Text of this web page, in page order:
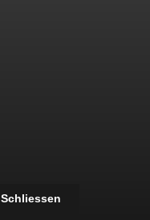
Schliessen